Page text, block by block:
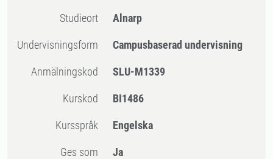
Studieort Alnarp
Undervisningsform Campusbaserad undervisning
Anmälningskod SLU-M1339
Kurskod BI1486
Kursspråk Engelska
Ges som
Ja